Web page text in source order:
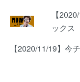
【
ックス
【2020/11/19】今